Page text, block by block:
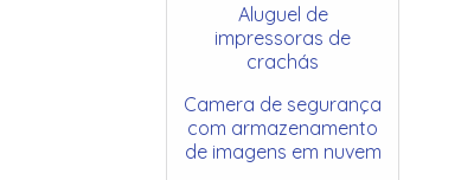
Aluguel de
impressoras de
crachás
Camera de segurança
com armazenamento
de imagens em nuvem